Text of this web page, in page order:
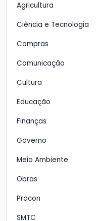
Agricultura
Ciência e Tecnologia
Compras
Comunicação
Cultura
Educação
Finanças
Governo
Meio Ambiente
Obras
Procon
SMTC